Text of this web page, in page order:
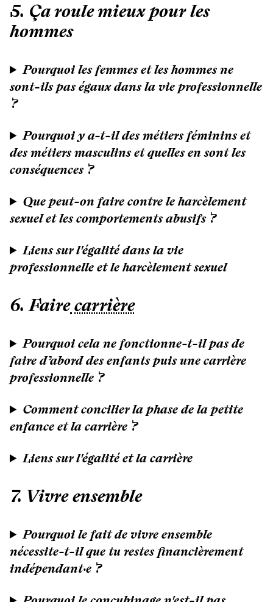
5. Ça roule mieux pour les
hommes
Pourquoi les femmes et les hommes ne
sont-ils pas égaux dans la vie professionnelle
?
Pourquoi y a-t-il des métiers féminins et
des métiers masculins et quelles en sont les
conséquences ?
Que peut-on faire contre le harcèlement
sexuel et les comportements abusifs ?
Liens sur l'égalité dans la vie
professionnelle et le harcèlement sexuel
6. Fairecarrière
Pourquoi cela ne fonctionne-t-il pas de
faire d’abord des enfants puis une carrière
professionnelle ?
Comment concilier la phase de la petite
enfance et la carrière ?
Liens sur l'égalité et la carrière
7. Vivre ensemble
Pourquoi le fait de vivre ensemble
nécessite-t-il que tu restes financièrement
indépendant·e ?